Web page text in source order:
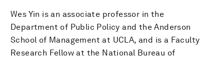
Wes Yin is an associate professor in the
Department of Public Policy and the Anderson
School of Management at UCLA, and is a Faculty
Research Fellow at the National Bureau of